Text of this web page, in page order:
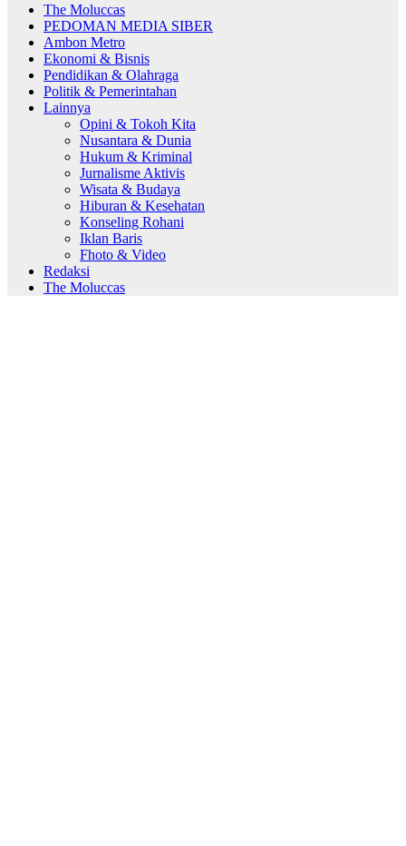
The Moluccas
PEDOMAN MEDIA SIBER
Ambon Metro
Ekonomi & Bisnis
Pendidikan & Olahraga
Politik & Pemerintahan
Lainnya
Opini & Tokoh Kita
Nusantara & Dunia
Hukum & Kriminal
Jurnalisme Aktivis
Wisata & Budaya
Hiburan & Kesehatan
Konseling Rohani
Iklan Baris
Fhoto & Video
Redaksi
The Moluccas